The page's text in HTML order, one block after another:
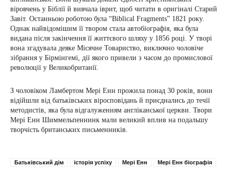
віровчень у Біблії й вивчала іврит, щоб читати в оригіналі Старий
Завіт. Останньою роботою була “Biblical Fragments” 1821 року.
Однак найвідомішим її твором стала автобіографія, яка була
видана після закінчення її життєвого шляху у 1856 році. У творі
вона згадувала деяке Місячне Товариство, виключно чоловіче
зібрання у Бірмінгемі, дії якого привели з часом до промислової
революції у Великобританії.
З чоловіком Ламбертом Мері Енн прожила понад 30 років, вони
відійшли від батьківських віросповідань й приєднались до течії
методистів, яка була відгалуженням англіканської церкви. Твори
Мері Енн Шиммельпеннинк мали великий вплив на подальшу
творчість британських письменників.
Батьківський дім історія успіху Мері Енн Мері Енн біографія